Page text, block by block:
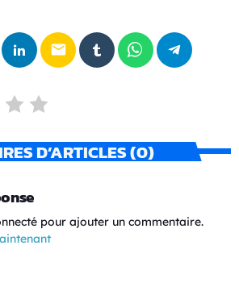
email
D’ARTICLES (0)
pour ajouter un commentaire.